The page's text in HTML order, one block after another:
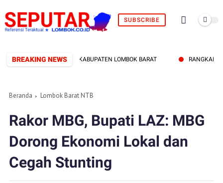
SUBSCRIBE
BREAKING NEWS
DAN PEMERINTAH KABUPATEN LOMBOK BARAT RANGKAP
Beranda Lombok Barat NTB
Rakor MBG, Bupati LAZ: MBG
Dorong Ekonomi Lokal dan
Cegah Stunting